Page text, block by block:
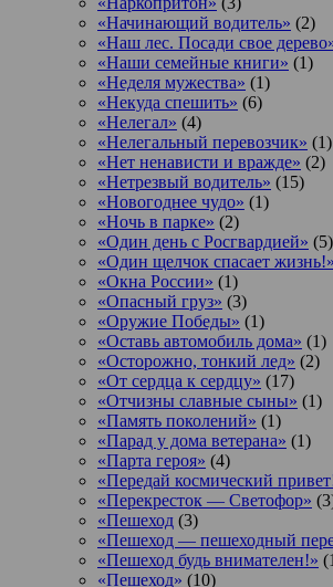
«Начинающий водитель» (2)
«Наш лес. Посади свое
«Наши семейные книги» (1)
«Неделя мужества» (1)
«Некуда спешить» (6)
«Нелегал» (4)
«Нелегальный перевозчик» (1)
«Нет ненависти и вражде» (2)
«Нетрезвый водитель» (15)
«Новогоднее чудо» (1)
«Ночь в парке» (2)
«Один день с Росгвардией» (5)
«Один щелчок спасает жизнь!»
«Окна России» (1)
«Опасный груз» (3)
«Оружие Победы» (1)
«Оставь автомобиль дома» (1)
«Осторожно, тонкий лед» (2)
«От сердца к сердцу» (17)
«Отчизны славные сыны» (1)
«Память поколений» (1)
«Парад у дома ветерана» (1)
«Парта героя» (4)
«Передай космический
«Перекресток — Светофор»
«Пешеход (3)
«Пешеход — пешеходный
«Пешеход будь внимателен!»
«Пешеход» (10)